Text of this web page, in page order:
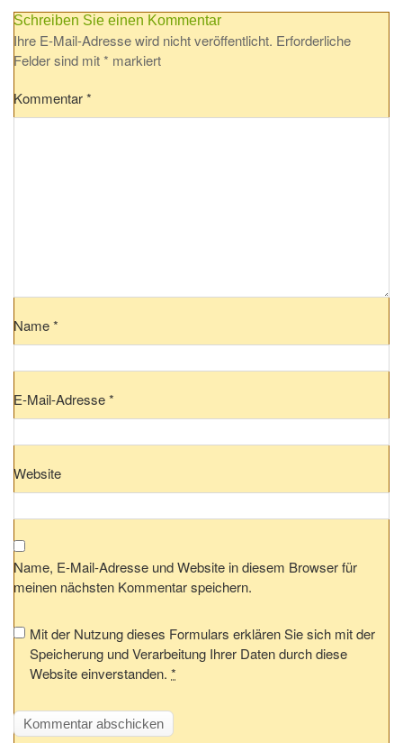
Schreiben Sie einen Kommentar
Ihre E-Mail-Adresse wird nicht veröffentlicht. Erforderliche
Felder sind mit* markiert
Kommentar*
Name*
E-Mail-Adresse*
Website
Name, E-Mail-Adresse und Website in diesem Browser für
meinen nächsten Kommentar speichern.
Mit der Nutzung dieses Formulars erklären Sie sich mit der
Speicherung und Verarbeitung Ihrer Daten durch diese
Website einverstanden. *